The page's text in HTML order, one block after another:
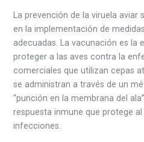
La prevención de la viruela
en la implementación de
adecuadas. La vacunación es la
proteger a las aves contra la
comerciales que utilizan cepas
se administran a través de un
“punción en la membrana del
respuesta inmune que protege
infecciones.